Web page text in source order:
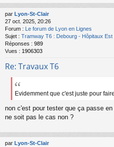
par Lyon-St-Clair
27 oct. 2025, 20:26
Forum : Le forum de Lyon en Lignes
Sujet : Tramway T6 : Debourg - Hôpitaux
Réponses : 989
Vues : 1906303
Re: Travaux T6
Evidemment que c'est juste pour
non c'est pour tester que ça passe
ne soit pas le cas non ?
par Lyon-St-Clair